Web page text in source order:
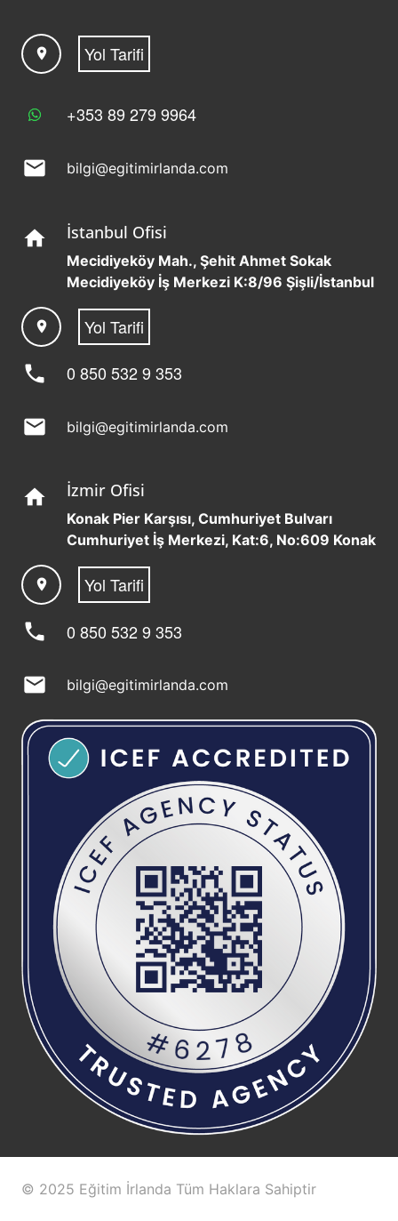
location_on Yol Tarifi
+353 89 279 9964
mail bilgi@egitimirlanda.com
home İstanbul Ofisi
Mecidiyeköy Mah., Şehit Ahmet Sokak
Mecidiyeköy İş Merkezi K:8/96 Şişli/İstanbul
location_on Yol Tarifi
phone 0 850 532 9 353
mail bilgi@egitimirlanda.com
home İzmir Ofisi
Konak Pier Karşısı, Cumhuriyet Bulvarı
Cumhuriyet İş Merkezi, Kat:6, No:609 Konak
location_on Yol Tarifi
phone 0 850 532 9 353
mail bilgi@egitimirlanda.com
© 2025 Eğitim İrlanda Tüm Haklara Sahiptir